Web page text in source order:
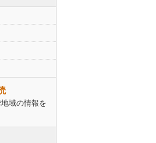
域の情報を